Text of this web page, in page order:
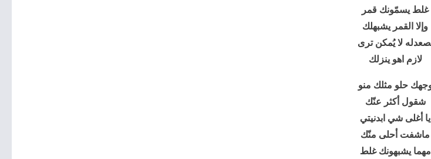
غلط يسمّونك قمر
وإلا القمر يشبهلك
لا يُمكن ترى
لازم اهو ينزلك
حلو مثلك منو
شقول أكثر عنّك
يا أغلى شي ابدنيتي
ماشفت أحلى منّك
مهما يشبهونك غلط